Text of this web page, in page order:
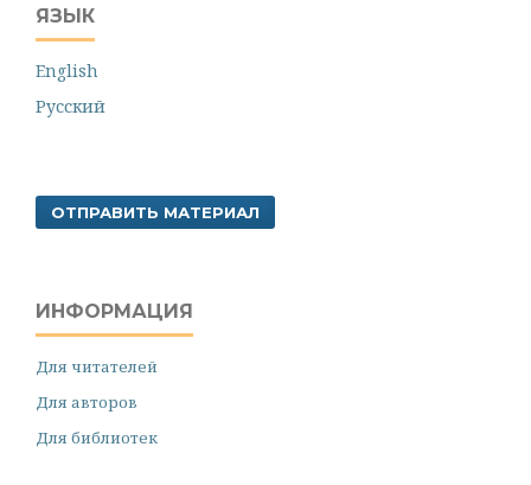
ЯЗЫК
English
Русский
ОТПРАВИТЬ МАТЕРИАЛ
ИНФОРМАЦИЯ
Для читателей
Для авторов
Для библиотек